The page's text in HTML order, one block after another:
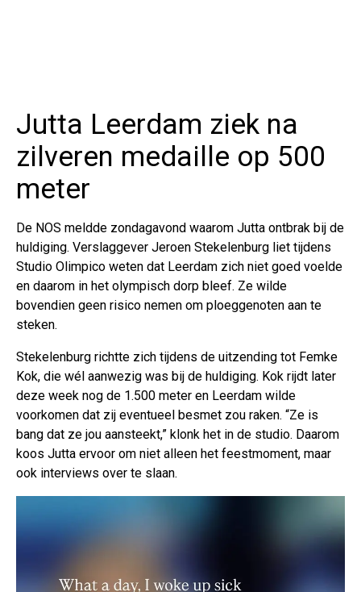
Jutta Leerdam ziek na
zilveren medaille op 500
meter
De NOS meldde zondagavond waarom Jutta ontbrak bij de
huldiging. Verslaggever Jeroen Stekelenburg liet tijdens
Studio Olimpico weten dat Leerdam zich niet goed voelde
en daarom in het olympisch dorp bleef. Ze wilde
bovendien geen risico nemen om ploeggenoten aan te
steken.
Stekelenburg richtte zich tijdens de uitzending tot Femke
Kok, die wél aanwezig was bij de huldiging. Kok rijdt later
deze week nog de 1.500 meter en Leerdam wilde
voorkomen dat zij eventueel besmet zou raken. “Ze is
bang dat ze jou aansteekt,” klonk het in de studio. Daarom
koos Jutta ervoor om niet alleen het feestmoment, maar
ook interviews over te slaan.